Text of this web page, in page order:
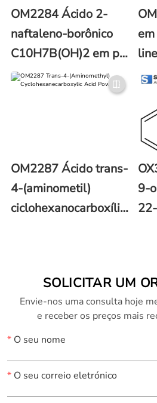
OM2284 Ácido 2-
naftaleno-borônico
C10H7B(OH)2 em pó
(número CAS 32316-
OM2287 Ácido trans-
4-(aminometil)
ciclohexanocarboxílico
9-
SOLICITAR UM
Envie-nos uma consulta hoje
e receber os preços mais
*O seu nome
*O seu correio eletrónico